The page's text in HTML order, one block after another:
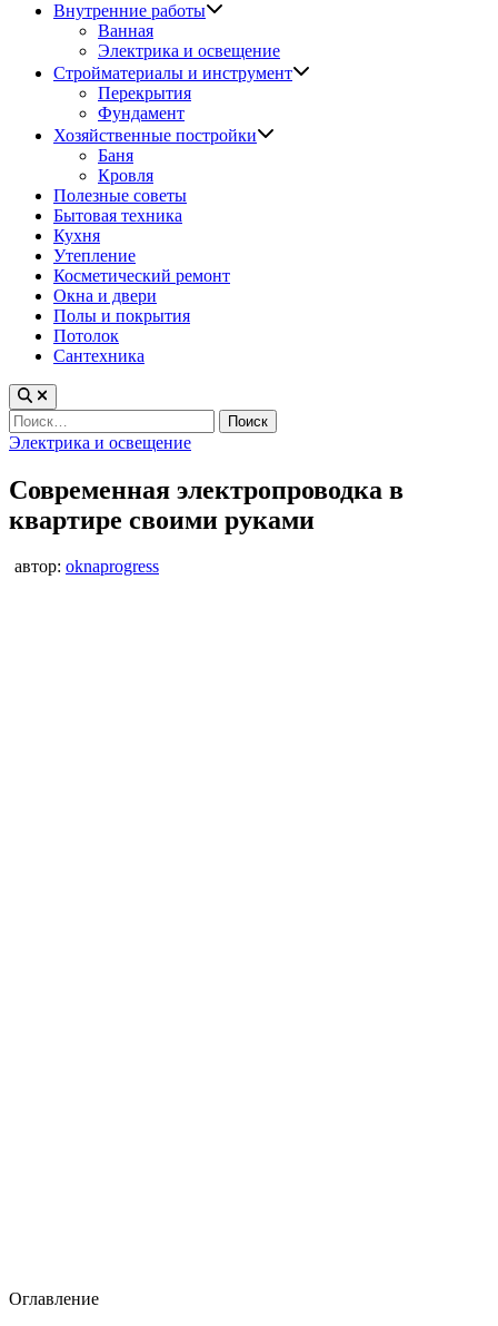
Внутренние работы
Ванная
Электрика и освещение
Стройматериалы и инструмент
Перекрытия
Фундамент
Хозяйственные постройки
Баня
Кровля
Полезные советы
Бытовая техника
Кухня
Утепление
Косметический ремонт
Окна и двери
Полы и покрытия
Потолок
Сантехника
Найти:
Опубликовано
Электрика и освещение
Современная электропроводка в
квартире своими руками
автор: oknaprogress
Оглавление